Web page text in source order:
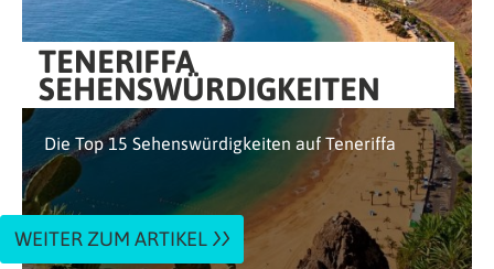
TENERIFFA
SEHENSWÜRDIGKEITEN
Die Top 15 Sehenswürdigkeiten auf Teneriffa
WEITER ZUM ARTIKEL